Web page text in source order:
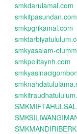
smkdarulamal.com
smkitpasundan.com
smkpgrikamal.com
smkyasalam-
smkpelitaynh.com